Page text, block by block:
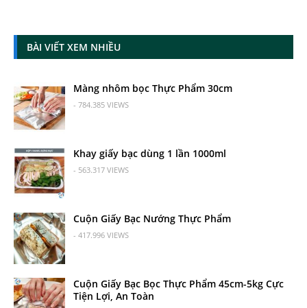
BÀI VIẾT XEM NHIỀU
Màng nhôm bọc Thực Phẩm 30cm
- 784.385 VIEWS
Khay giấy bạc dùng 1 lần 1000ml
- 563.317 VIEWS
Cuộn Giấy Bạc Nướng Thực Phẩm
- 417.996 VIEWS
Cuộn Giấy Bạc Bọc Thực Phẩm 45cm-5kg Cực
Tiện Lợi, An Toàn